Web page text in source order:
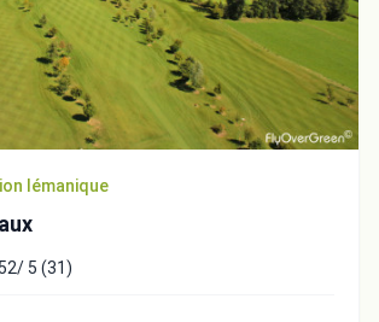
lémanique
5 (31)